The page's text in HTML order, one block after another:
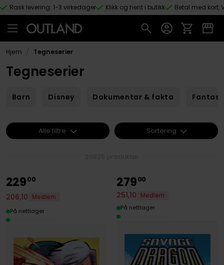
Hopp til hovedinnhold
Rask levering: 1-3 virkedager Klikk og hent i butikk Betal med kort,
Hjem Tegneserier
Tegneserier
Barn Disney Dokumentar & fakta Fantasy
22900
206,10
Medlem
På nettlager
27900
251,10
Medlem
På nettlager
Alle filtre Sortering